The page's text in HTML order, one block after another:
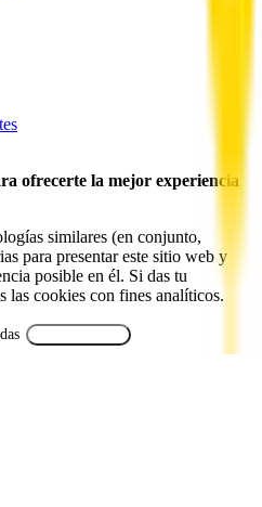
ofrecerte la mejor experiencia
similares (en conjunto,
para presentar este sitio web y
posible en él. Si das tu
las cookies con fines analíticos.